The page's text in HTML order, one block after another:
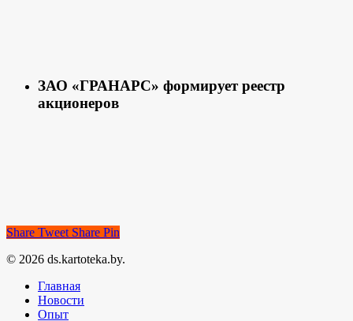
ЗАО «ГРАНАРС» формирует реестр
акционеров
Share Tweet Share Pin
© 2026 ds.kartoteka.by.
Главная
Новости
Опыт